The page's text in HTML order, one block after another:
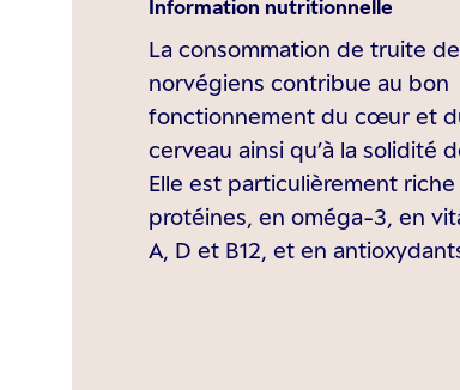
Information nutritionnelle
La consommation de truite
norvégiens contribue au bon
fonctionnement du cœur et
cerveau ainsi qu’à la solidité
Elle est particulièrement riche
protéines, en oméga-3, en
A, D et B12, et en